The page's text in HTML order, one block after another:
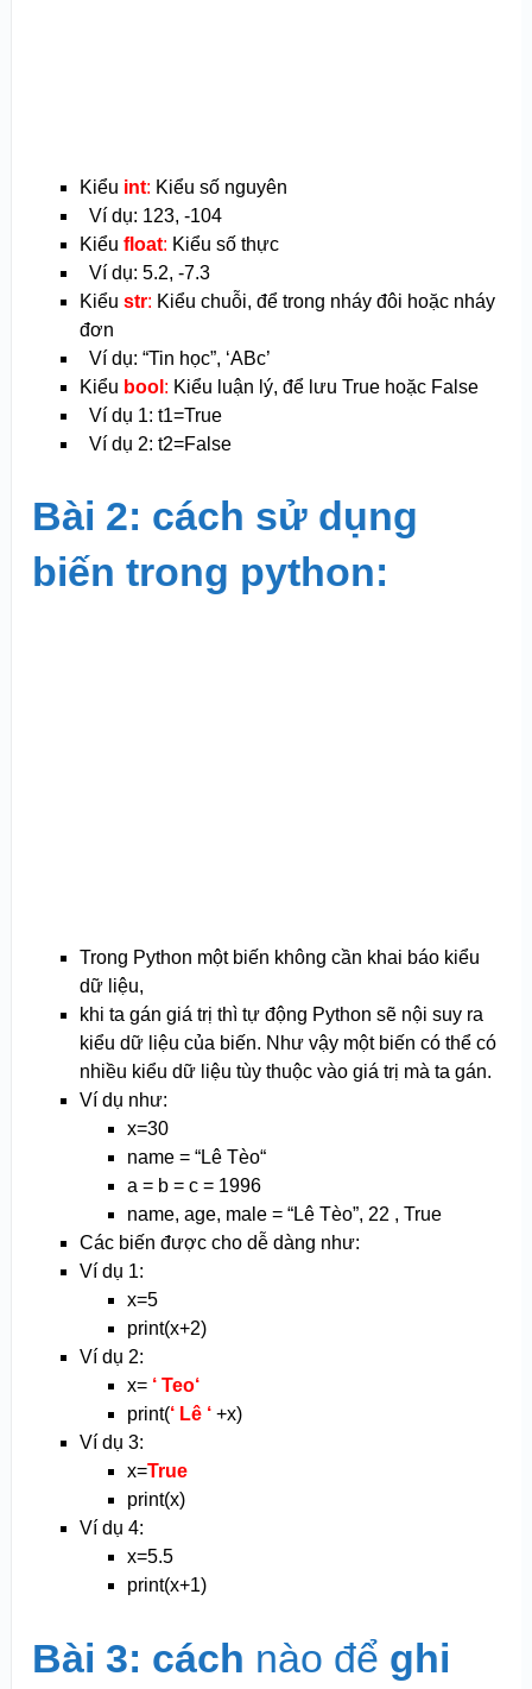
Kiểu int: Kiểu số nguyên
Ví dụ: 123, -104
Kiểu float: Kiểu số thực
Ví dụ: 5.2, -7.3
Kiểu str: Kiểu chuỗi, để trong nháy đôi hoặc nháy
đơn
Ví dụ: “Tin học”, ‘ABc’
Kiểu bool : Kiểu luận lý, để lưu True hoặc False
Ví dụ 1: t1=True
Ví dụ 2: t2=False
Bài 2: cách sử dụng
biến trong python:
Trong Python một biến không cần khai báo kiểu
dữ liệu,
khi ta gán giá trị thì tự động Python sẽ nội suy ra
kiểu dữ liệu của biến. Như vậy một biến có thể có
nhiều kiểu dữ liệu tùy thuộc vào giá trị mà ta gán.
Ví dụ như:
x=30
name = “Lê Tèo“
a = b = c = 1996
name, age, male = “Lê Tèo”, 22 , True
Các biến được cho dễ dàng như:
Ví dụ 1:
x=5
print(x+2)
Ví dụ 2:
x=‘ Teo‘
print(‘ Lê ‘ +x)
Ví dụ 3:
x=True
print(x)
Ví dụ 4:
x=5.5
print(x+1)
Bài 3: cách nào để ghi